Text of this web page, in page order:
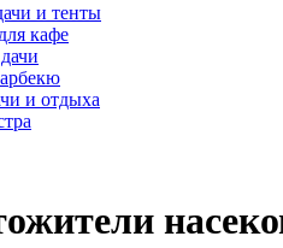
и тенты
кафе
и отдыха